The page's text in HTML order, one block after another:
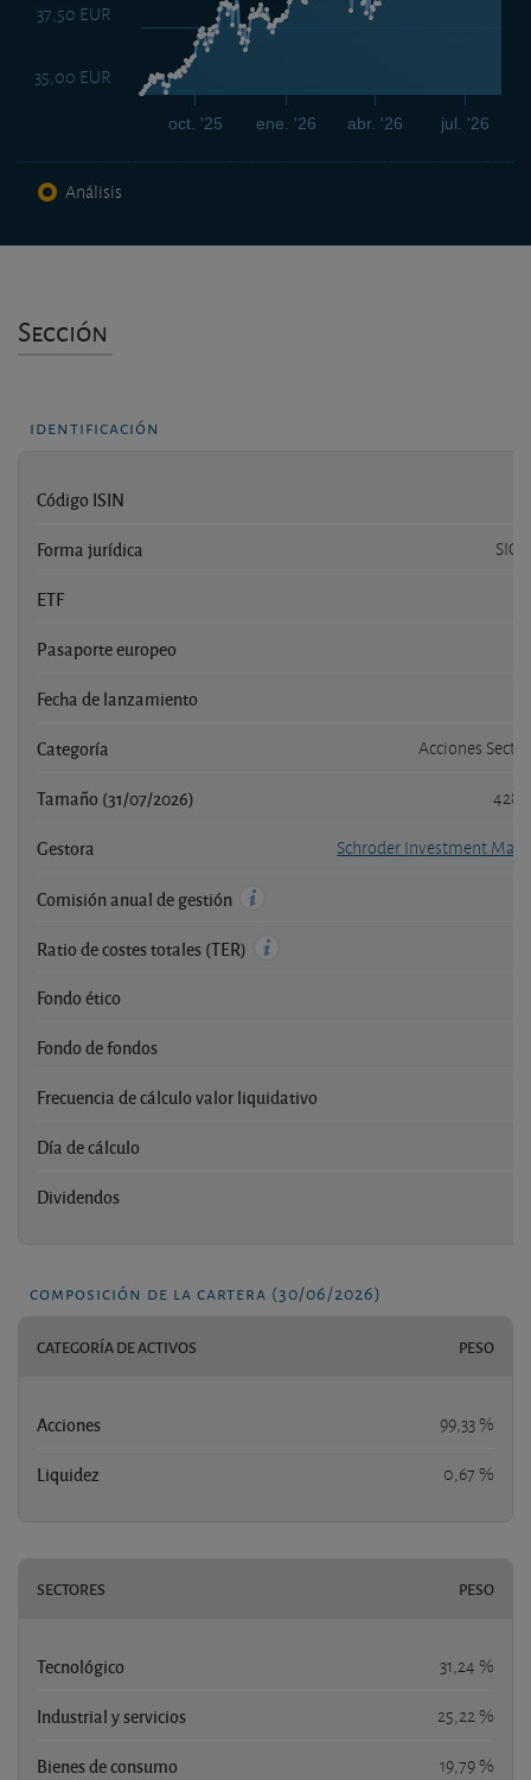
ene. '26 jul. '26
oct. '25 abr. '26
35,00 EUR
37,50 EUR
Análisis
Sección
identificación
Código ISIN
Forma jurídica
ETF
Pasaporte europeo
Fecha de lanzamiento
Categoría Acciones
Tamaño (31/07/2026)
Gestora Schroder Investment
Comisión anual de gestión
Ratio de costes totales (TER)
Fondo ético
Fondo de fondos
Frecuencia de cálculo valor liquidativo
Día de cálculo
Dividendos
composición de la cartera (30/06/2026)
CATEGORÍA DE ACTIVOS PESO
Acciones 99,33 %
Liquidez 0,67 %
SECTORES PESO
Tecnológico 31,24 %
Industrial y servicios 25,22 %
Bienes de consumo 19,79 %